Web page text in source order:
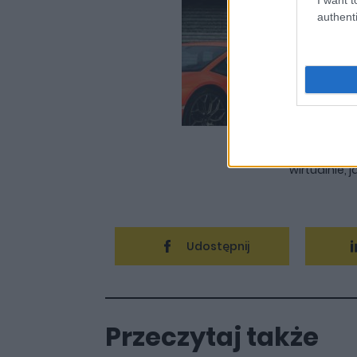
składzie
dziwnych
koncie
innych
d'Este, jak
wirtualnie,
Udostępnij
Przeczytaj także